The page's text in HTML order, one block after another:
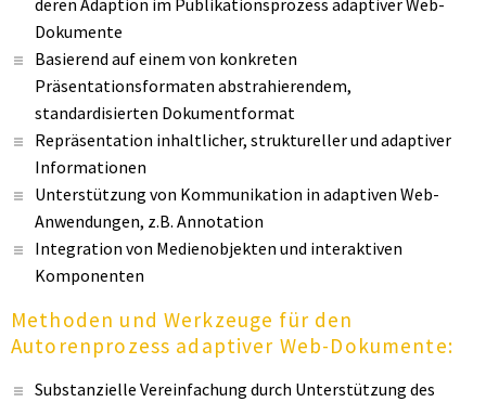
deren Adaption im Publikationsprozess adaptiver Web-
Dokumente
Basierend auf einem von konkreten
Präsentationsformaten abstrahierendem,
standardisierten Dokumentformat
Repräsentation inhaltlicher, struktureller und adaptiver
Informationen
Unterstützung von Kommunikation in adaptiven Web-
Anwendungen, z.B. Annotation
Integration von Medienobjekten und interaktiven
Komponenten
Methoden und Werkzeuge für den
Autorenprozess adaptiver Web-Dokumente:
Substanzielle Vereinfachung durch Unterstützung des